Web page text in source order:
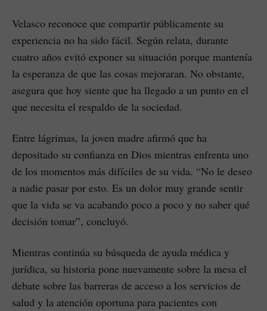
Velasco reconoce que compartir públicamente su
experiencia no ha sido fácil. Según relata, durante
cuatro años evitó exponer su situación porque mantenía
la esperanza de que las cosas mejoraran. No obstante,
asegura que hoy siente que ha llegado a un punto en el
que necesita el respaldo de la sociedad.
Entre lágrimas, la joven madre afirmó que ha
depositado su confianza en Dios mientras enfrenta uno
de los momentos más difíciles de su vida. “No le deseo
a nadie pasar por esto. Es un dolor muy grande sentir
que la vida se va acabando poco a poco y no saber qué
decisión tomar”, concluyó.
Mientras continúa su búsqueda de ayuda médica y
jurídica, su historia pone nuevamente sobre la mesa el
debate sobre las barreras de acceso a los servicios de
salud y la atención oportuna para pacientes con